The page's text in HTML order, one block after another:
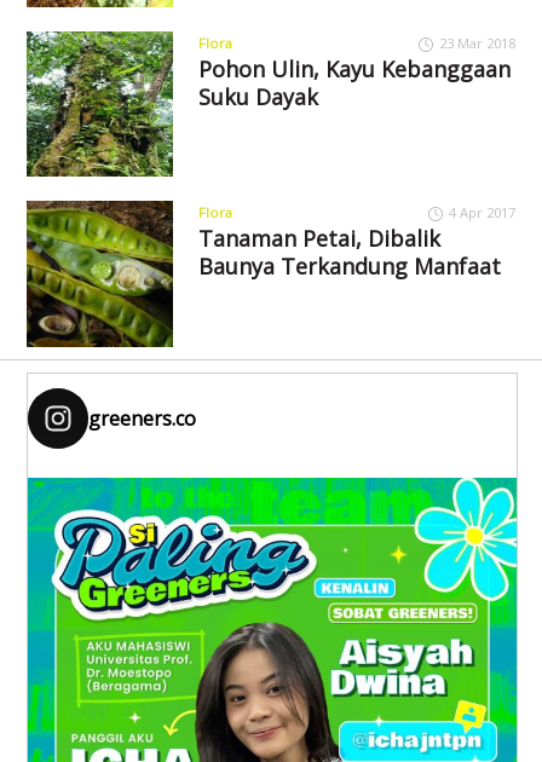
Flora 23 Mar 2018
Pohon Ulin, Kayu Kebanggaan
Suku Dayak
Flora 4 Apr 2017
Tanaman Petai, Dibalik
Baunya Terkandung Manfaat
greeners.co